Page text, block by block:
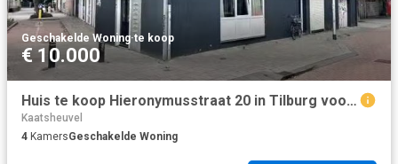
Geschakelde Woning·te koop
€ 10.000
Huis te koop Hieronymusstraat 20 in Tilburg voor € 225.000
Kaatsheuvel
4 KamersGeschakelde Woning